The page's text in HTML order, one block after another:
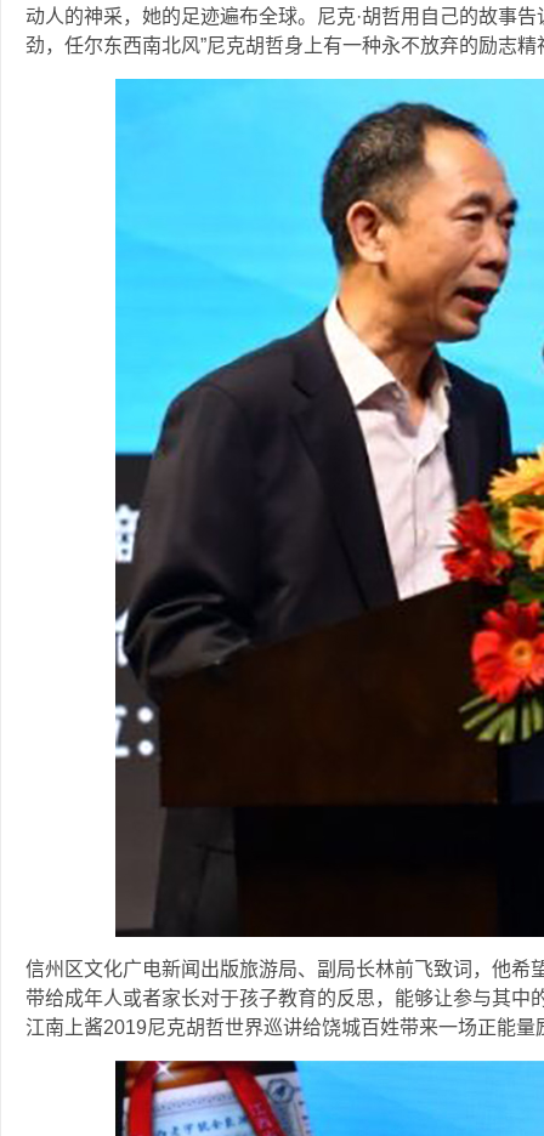
动人的神采，她的足迹遍布全球。尼克·胡哲用自己的故事
劲，任尔东西南北风”尼克胡哲身上有一种永不放弃的励志
信州区文化广电新闻出版旅游局、副局长林前飞致词，他希
带给成年人或者家长对于孩子教育的反思，能够让参与其中
江南上酱2019尼克胡哲世界巡讲给饶城百姓带来一场正能量